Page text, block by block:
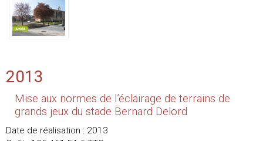
2013
Mise aux normes de l’éclairage de terrains de
grands jeux du stade Bernard Delord
Date de réalisation : 2013